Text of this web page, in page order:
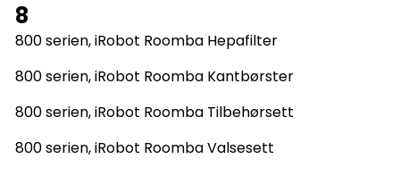
8
800 serien, iRobot Roomba Hepafilter
800 serien, iRobot Roomba Kantbørster
800 serien, iRobot Roomba Tilbehørsett
800 serien, iRobot Roomba Valsesett